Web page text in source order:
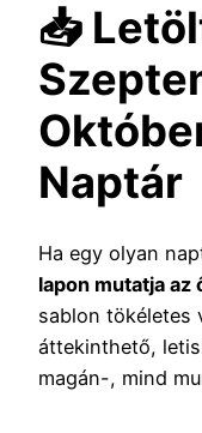
📥
Naptár
Ha egy olyan
lapon mutatja az
sablon tökéletes
áttekinthető,
magán-, mind